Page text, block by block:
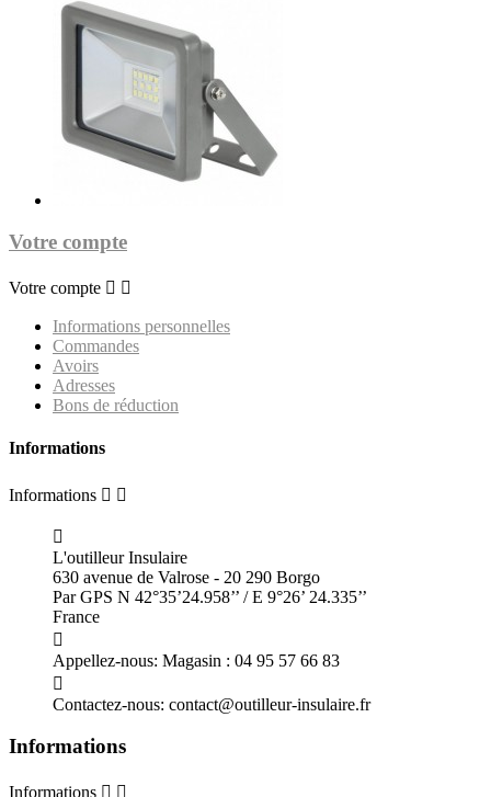
Votre compte
Votre compte  
Informations personnelles
Commandes
Avoirs
Adresses
Bons de réduction
Informations
Informations  

L'outilleur Insulaire
630 avenue de Valrose - 20 290 Borgo
Par GPS N 42°35’24.958’’ / E 9°26’ 24.335’’
France

Appellez-nous: Magasin : 04 95 57 66 83

Contactez-nous: contact@outilleur-insulaire.fr
Informations
Informations  